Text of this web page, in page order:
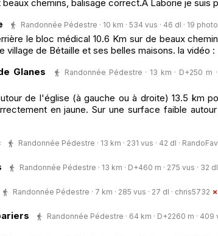
chemins, balisage correct.A Laborie je suis
Randonnée Pédestre · 10 km · 534 vus · 46 dl · 19
le bloc médical 10.6 Km sur de beaux
village de Bétaille et ses belles maisons. la vidéo :
Glanes
Randonnée Pédestre · 13 km · D+250 m
de l'église (à gauche ou à droite) 13.5 km
en jaune. Sur une surface faible
Randonnée Pédestre · 13 km · 231 vus · 42 dl ·
Randonnée Pédestre · 13 km · D+460 m · 275 vus · 32 dl
Randonnée Pédestre · 7 km · 285 vus · 27 dl · chris5732
Randonnée Pédestre · 64 km · D+2260 m · 409